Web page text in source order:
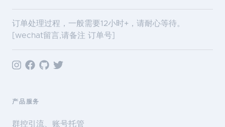
订单处理过程，一般需要12小时+，请耐心等待。
[wechat留言,请备注 订单号]
产品服务
群控引流、账号托管